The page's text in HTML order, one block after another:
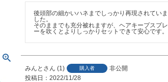
後頭部の細かいハネまでしっかり再現されていま
した。
そのままでも充分被れますが、ヘアキープスプレ
ーを吹くとよりしっかりセットできて安心です。
みんと 1 購入者
非公開
投稿日
2022/11/28